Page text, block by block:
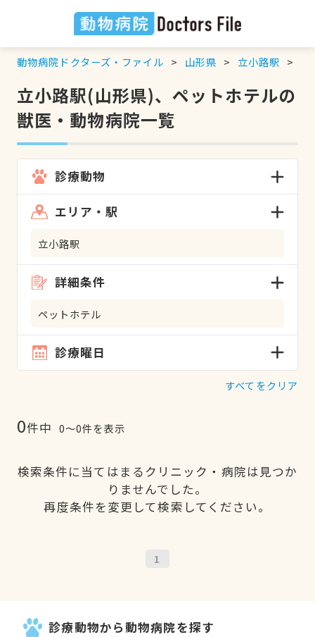
動物病院ドクターズ・ファイル 山形県 立小路駅
立小路駅(山形県)、ペットホテルの
獣医・動物病院一覧
診療動物
エリア・駅
立小路駅
詳細条件
ペットホテル
診療曜日
すべてをクリア
0件中 0〜0件を表示
検索条件に当てはまるクリニック・病院は見つか
りませんでした。
再度条件を変更して検索してください。
1
診療動物から動物病院を探す